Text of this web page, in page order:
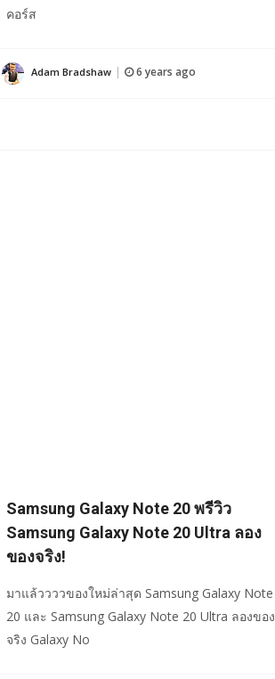
คอร์ส
Adam Bradshaw 6 years ago
Samsung Galaxy Note 20 พรีวิว
Samsung Galaxy Note 20 Ultra ลอง
ของจริง!
มาแล้ววววของใหม่ล่าสุด Samsung Galaxy Note
20 และ Samsung Galaxy Note 20 Ultra ลองของ
จริง Galaxy No